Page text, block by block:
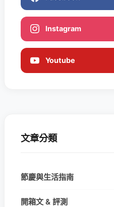
Instagram
Youtube
文章分類
節慶與生活指南
開箱文 & 評測